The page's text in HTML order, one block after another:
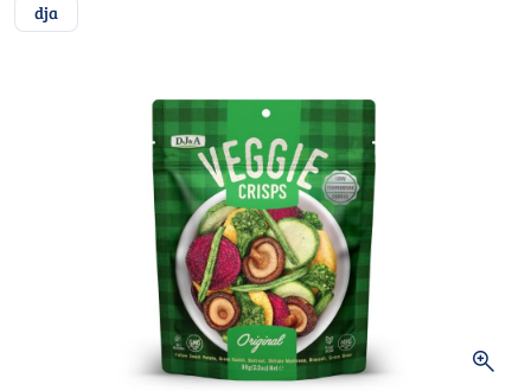
dja
zoom_in